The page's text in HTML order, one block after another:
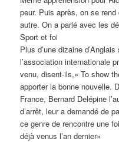
peur. Puis après, on se
autre. On a parlé avec les
Sport et foi
Plus d’une dizaine
l’association internationale
venu, disent-ils,» To show
apporter la bonne nouvelle.
France, Bernard Delépine
d’arrêt, leur a demandé de
ce genre de rencontre une
déjà venus l’an dernier»